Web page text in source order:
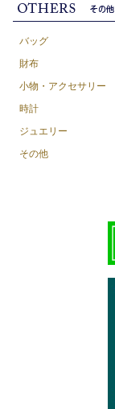
バッグ
財布
小物・アクセサリー
時計
ジュエリー
その他